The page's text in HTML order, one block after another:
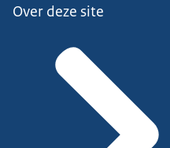
Over deze site